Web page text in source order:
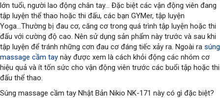
lớn tuổi, người lao động chân tay... Đặc biệt các vận động viên đang
tập luyện thể thao hoặc thi đấu, các bạn GYMer, tập luyện
Yoga...Thường bị đau cơ, căng cơ trong quá trình tập luyện hoặc thi
đấu với cường độ cao. Nên sử dụng sản phẩm này trước và sau khi
tập luyện để tránh những cơn đau cơ đáng tiếc xảy ra. Ngoài ra súng
massage cầm tay này được xem là cách khỏi động các nhóm cơ
hiệu quả và ít tốn sức cho vận động viên trước các buổi tập hoặc thi
đấu thể thao.
Súng massage cầm tay Nhật Bản Nikio NK-171 này có gì đặc biệt?